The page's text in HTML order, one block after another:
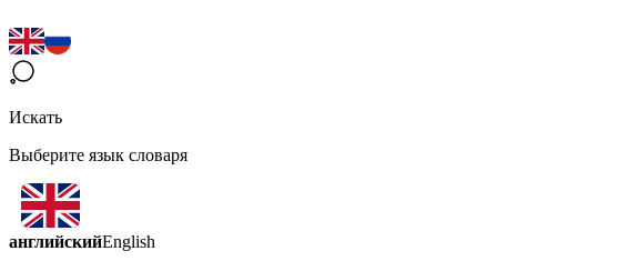
Искать
Выберите язык словаря
английскийEnglish